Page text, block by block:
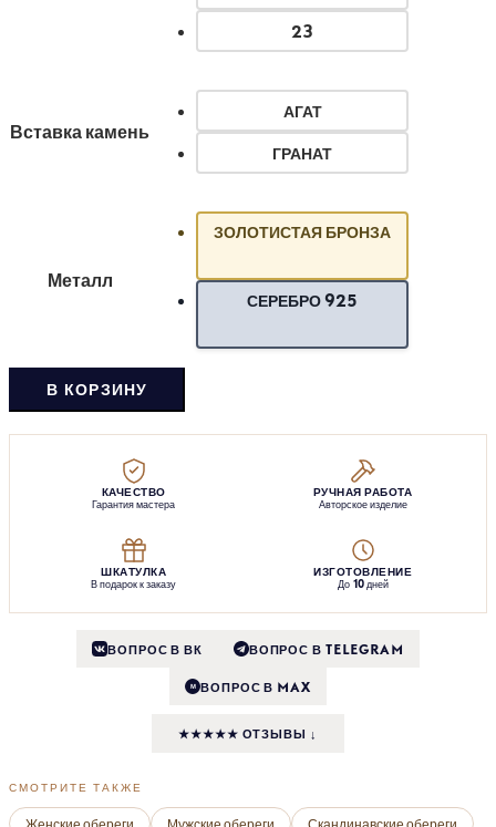
23
Вставка камень
АГАТ
ГРАНАТ
Металл
ЗОЛОТИСТАЯ БРОНЗА
СЕРЕБРО 925
В КОРЗИНУ
КАЧЕСТВО
Гарантия мастера
РУЧНАЯ РАБОТА
Авторское изделие
ШКАТУЛКА
В подарок к заказу
ИЗГОТОВЛЕНИЕ
До 10 дней
ВОПРОС В ВК ВОПРОС В TELEGRAM
M ВОПРОС В MAX
★★★★★ ОТЗЫВЫ ↓
СМОТРИТЕ ТАКЖЕ
Женские обереги Мужские обереги
Скандинавские обереги